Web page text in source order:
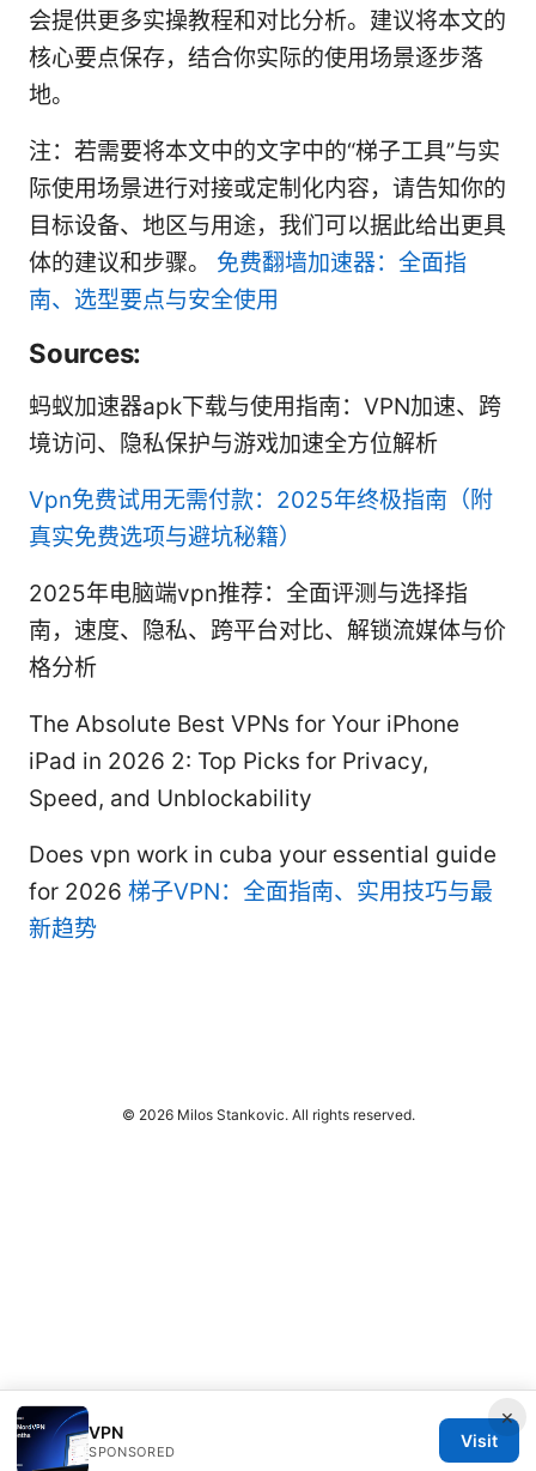
会提供更多实操教程和对比分析。建议将本文的
核心要点保存，结合你实际的使用场景逐步落
地。
注：若需要将本文中的文字中的“梯子工具”与实
际使用场景进行对接或定制化内容，请告知你的
目标设备、地区与用途，我们可以据此给出更具
体的建议和步骤。 免费翻墙加速器：全面指
南、选型要点与安全使用
Sources:
蚂蚁加速器apk下载与使用指南：VPN加速、跨
境访问、隐私保护与游戏加速全方位解析
Vpn免费试用无需付款：2025年终极指南（附
真实免费选项与避坑秘籍）
2025年电脑端vpn推荐：全面评测与选择指
南，速度、隐私、跨平台对比、解锁流媒体与价
格分析
The Absolute Best VPNs for Your iPhone
iPad in 2026 2: Top Picks for Privacy,
Speed, and Unblockability
Does vpn work in cuba your essential guide
for 2026 梯子VPN：全面指南、实用技巧与最
新趋势
×
VPN
SPONSORED
Visit
© 2026 Milos Stankovic. All rights reserved.